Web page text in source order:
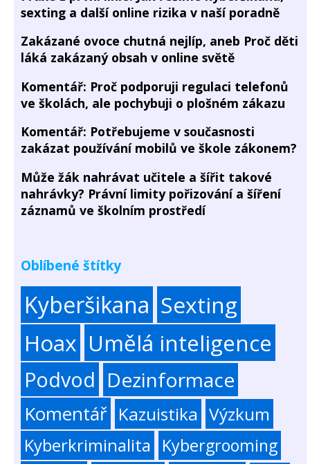
sexting a další online rizika v naší poradně
Zakázané ovoce chutná nejlíp, aneb Proč děti
láká zakázaný obsah v online světě
Komentář: Proč podporuji regulaci telefonů
ve školách, ale pochybuji o plošném zákazu
Komentář: Potřebujeme v současnosti
zakázat používání mobilů ve škole zákonem?
Může žák nahrávat učitele a šířit takové
nahrávky? Právní limity pořizování a šíření
záznamů ve školním prostředí
Oblíbené štítky
Kyberšikana Sexting
Hoax Umělá inteligence
Podvod Dezinformace
Komentář Kazuistika Výzkum
Kyberkriminalita Kybergrooming